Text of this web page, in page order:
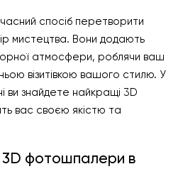
спосіб перетворити
мистецтва. Вони додають
атмосфери, роблячи ваш
візитівкою вашого стилю. У
ви знайдете найкращі 3D
вас своєю якістю та
3D фотошпалери в